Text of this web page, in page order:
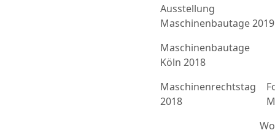
Ausstellung
Maschinenbautage 2019
Maschinenbautage
Köln 2018
Maschinenrechtstag
2018